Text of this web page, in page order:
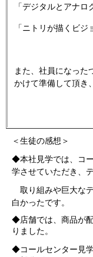
「デジタルとアナロ
「ニトリが描くビ
また、社員になった
かけて準備して頂き
＜生徒の感想＞
◆本社見学では、コ
学させていただき、
取り組みや巨大な
白かったです。
◆店舗では、商品が
りました。
◆コールセンター見学